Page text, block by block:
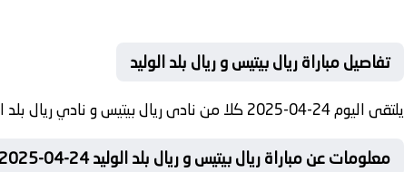
تفاصيل مباراة ريال بيتيس و ريال بلد الوليد
يلتقى اليوم 24-04-2025 كلا من نادى ريال بيتيس و نادي ريال بلد الوليد فى بطولة الدوري الإسباني فى تمام الساعه 22:30:00 بتوقيت مصر.
معلومات عن مباراة ريال بيتيس و ريال بلد الوليد 24-04-2025